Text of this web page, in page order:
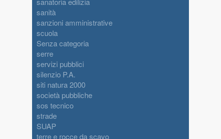
sanità
sanzioni amministrative
scuola
Senza categoria
serre
servizi pubblici
silenzio P.A.
siti natura 2000
società pubbliche
sos tecnico
strade
SUAP
terre e rocce da scavo